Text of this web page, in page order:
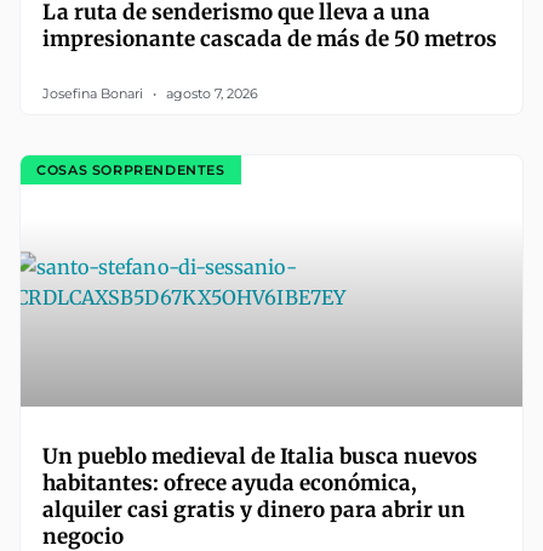
La ruta de senderismo que lleva a una
impresionante cascada de más de 50 metros
Josefina Bonari agosto 7, 2026
COSAS SORPRENDENTES
Un pueblo medieval de Italia busca nuevos
habitantes: ofrece ayuda económica,
alquiler casi gratis y dinero para abrir un
negocio